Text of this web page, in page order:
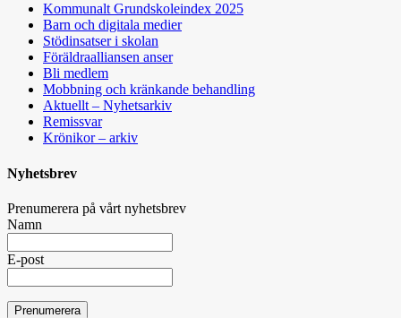
Kommunalt Grundskoleindex 2025
Barn och digitala medier
Stödinsatser i skolan
Föräldraalliansen anser
Bli medlem
Mobbning och kränkande behandling
Aktuellt – Nyhetsarkiv
Remissvar
Krönikor – arkiv
Nyhetsbrev
Prenumerera på vårt nyhetsbrev
Namn
E-post